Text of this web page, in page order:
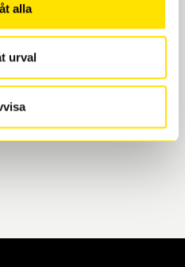
alla
urval
eller fälgar hos oss
av våra däckverkstäder i
(Bäckebol) eller
du datum och tid för
för en säker körning.